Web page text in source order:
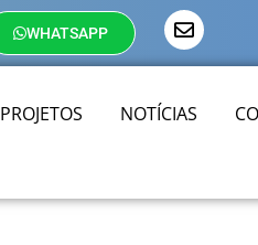
WHATSAPP
PROJETOS NOTÍCIAS